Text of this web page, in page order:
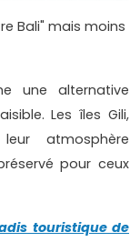
Bali" mais moins
une alternative
Les îles Gili,
atmosphère
pour ceux
touristique de